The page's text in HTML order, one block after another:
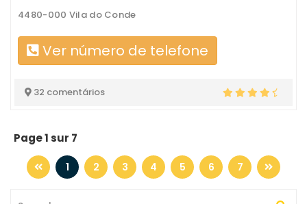
4480-000 Vila do Conde
Ver número de telefone
32 comentários
Page 1 sur 7
1 2 3 4 5 6 7